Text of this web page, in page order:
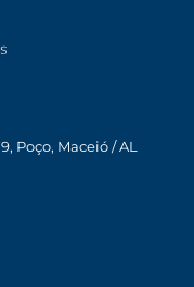
Poço, Maceió / AL